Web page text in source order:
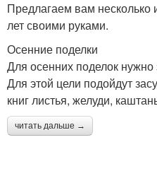
Предлагаем вам несколько
лет своими руками.
Осенние поделки
Для осенних поделок
Для этой цели подойдут
книг листья, желуди,
читать дальше →